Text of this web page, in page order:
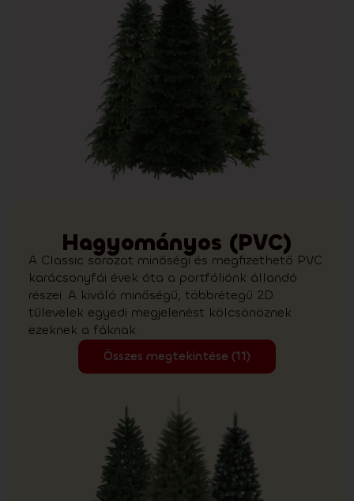
Hagyományos (PVC)
A Classic sorozat minőségi és megfizethető PVC
karácsonyfái évek óta a portfóliónk állandó
részei. A kiváló minőségű, többrétegű 2D
tűlevelek egyedi megjelenést kölcsönöznek
ezeknek a fáknak.
Összes megtekintése (11)